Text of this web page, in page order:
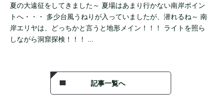
夏の大遠征をしてきました～ 夏場はあまり行かない南岸ポイン
トへ・・・ 多少台風うねりが入っていましたが、潜れるね～ 南
岸エリヤは、どっちかと言うと地形メイン！！！ ライトを照ら
しながら洞窟探検！！！ …
記事一覧へ